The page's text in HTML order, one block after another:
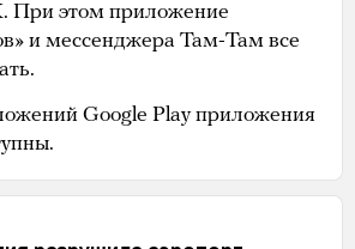
При этом приложение
и мессенджера Там-Там все
Google Play приложения